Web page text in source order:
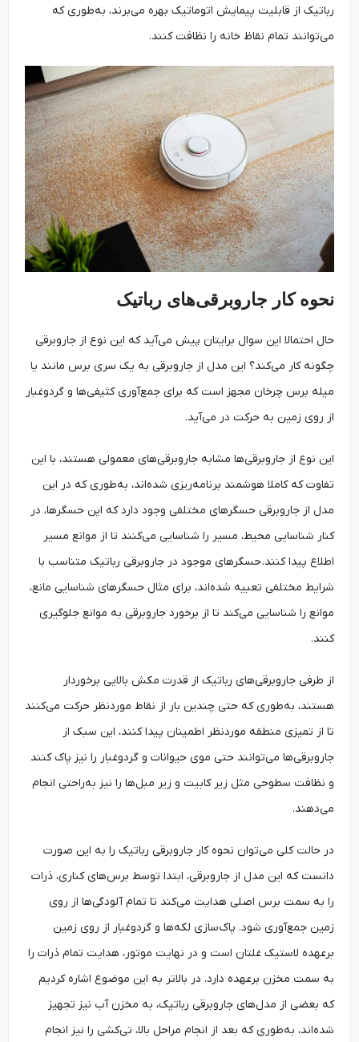
رباتیک از قابلیت پیمایش اتوماتیک بهره می‌برند، به‌طوری که
می‌توانند تمام نقاظ خانه را نظافت کنند.
نحوه کار جاروبرقی‌های رباتیک
حال احتمالا این سوال برایتان پیش می‌آید که این نوع از جاروبرقی
چگونه کار می‌کند؟ این مدل از جاروبرقی به یک سری برس مانند یا
میله برس چرخان مجهز است که برای جمع‌آوری کثیفی‌ها و گردوغبار
از روی زمین به حرکت در می‌آید.
این نوع از جاروبرقی‌ها مشابه جاروبرقی‌های معمولی هستند، با این
تفاوت که کاملا هوشمند برنامه‌ریزی شده‌اند، به‌طوری که در این
مدل از جاروبرقی حسگرهای مختلفی وجود دارد که این حسگرها، در
کنار شناسایی محیط، مسیر را شناسایی می‌کنند تا از موانع مسیر
اطلاع پیدا کنند. حسگرهای موجود در جاروبرقی رباتیک متناسب با
شرایط مختلفی تعبیه شده‌اند، برای مثال حسگرهای شناسایی مانع،
موانع را شناسایی می‌کند تا از برخورد جاروبرقی به موانع جلوگیری
کنند.
از طرفی جاروبرقی‌های رباتیک از قدرت مکش بالایی برخوردار
هستند، به‌طوری که حتی چندین بار از نقاط موردنظر حرکت می‌کنند
تا از تمیزی منطقه موردنظر اطمینان پیدا کنند، این سبک از
جاروبرقی‌ها می‌توانند حتی موی حیوانات و گردوغبار را نیز پاک کنند
و نظافت سطوحی مثل زیر کابیت و زیر مبل‌ها را نیز به‌راحتی انجام
می‌دهند.
در حالت کلی می‌توان نحوه کار جاروبرقی رباتیک را به این صورت
دانست که این مدل از جاروبرقی، ابتدا توسط برس‌های کناری، ذرات
را به سمت برس اصلی هدایت می‌کند تا تمام آلودگی‌ها از روی
زمین جمع‌آوری شود. پاک‌سازی لکه‌ها و گردوغبار از روی زمین
برعهده لاستیک غلتان است و در نهایت موتور، هدایت تمام ذرات را
به سمت مخزن برعهده دارد. در بالاتر به این موضوع اشاره کردیم
که بعضی از مدل‌های جاروبرقی رباتیک، به مخزن آب نیز تجهیز
شده‌اند، به‌طوری که بعد از انجام مراحل بالا، تی‌کشی را نیز انجام